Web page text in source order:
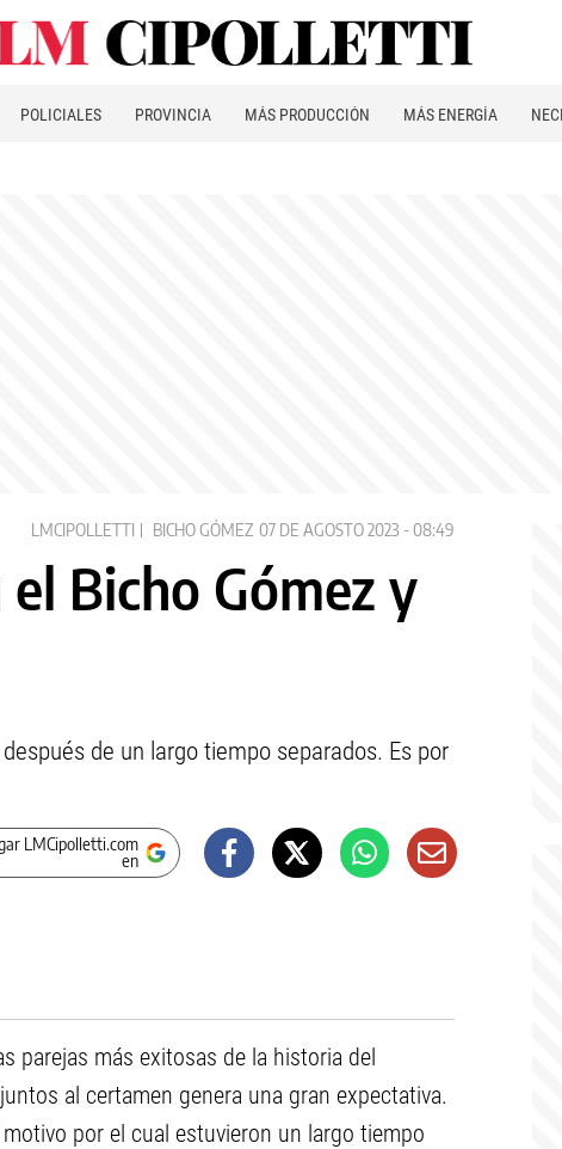
POLICIALES PROVINCIA MÁS PRODUCCIÓN MÁS ENERGÍA
LMCIPOLLETTI BICHO GÓMEZ 07 DE AGOSTO 2023 - 08:49
Bicho Gómez y
de un largo tiempo separados. Es por
LMCipolletti.com
en
parejas más exitosas de la historia del
al certamen genera una gran expectativa.
por el cual estuvieron un largo tiempo